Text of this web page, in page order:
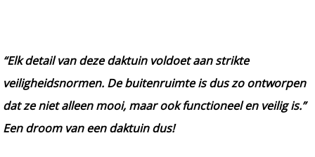
“Elk detail van deze daktuin voldoet aan strikte
veiligheidsnormen. De buitenruimte is dus zo ontworpen
dat ze niet alleen mooi, maar ook functioneel en veilig is.”
Een droom van een daktuin dus!